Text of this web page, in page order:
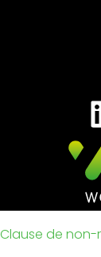
Clause de